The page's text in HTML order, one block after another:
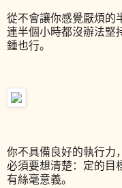
從不會讓你感覺厭煩
連半個小時都沒辦法堅
鍾也行。
你不具備良好的執行力
必須要想清楚：定的目
有絲毫意義。